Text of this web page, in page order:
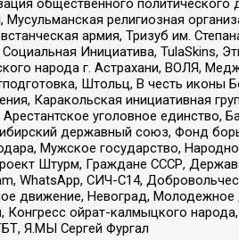
общественного
религиозная
армия, Тризуб им.
Инициатива, TulaSkins,
народа г. Астрахани, ВОЛЯ,
Штольц, В честь
Каракольская инициативная
уголовное
державный союз, Фонд
Мужское государство,
Штурм, Граждане СССР,
WhatsApp, СИЧ-С14,
движение, Невоград,
ойрат-калмыцкого
Я.МЫ Сергей Фургал